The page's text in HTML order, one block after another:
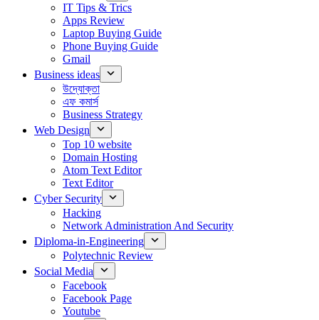
IT Tips & Trics
Apps Review
Laptop Buying Guide
Phone Buying Guide
Gmail
Business ideas
উদ্যোক্তা
এফ কমার্স
Business Strategy
Web Design
Top 10 website
Domain Hosting
Atom Text Editor
Text Editor
Cyber Security
Hacking
Network Administration And Security
Diploma-in-Engineering
Polytechnic Review
Social Media
Facebook
Facebook Page
Youtube